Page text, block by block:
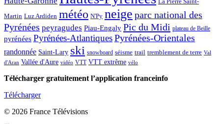
Martin Luz Ardiden météo N'Py neige parc national des
Pyrénées peyragudes Piau-Engaly Pic du Midi plateau de Beille
pyrénées Pyrénées-AtlantiquesPyrénées-Orientales
randonnée Saint-Lary ski snowboard séisme trail tremblement de terre Val
d'Aran Vallée d'Aure vidéo VTT VTT extrême vélo
Télécharger gratuitement l’application franceinfo
Télécharger
© 2026 France Télévisions